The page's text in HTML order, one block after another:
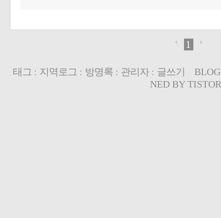
1
태그 : 지역로그 : 방명록: 관리자: 글쓰기
NED BY